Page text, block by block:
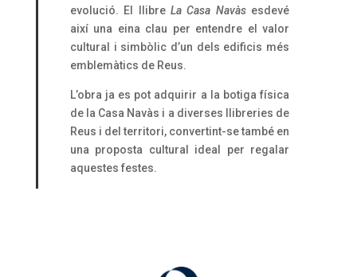
evolució. El llibre La Casa Navàsesdevé
així una eina clau per entendre el valor
cultural i simbòlic d’un dels edificis més
emblemàtics de Reus.
L’obra ja es pot adquirir a la botiga física
de la Casa Navàs i a diverses llibreries de
Reus i del territori, convertint-se també en
una proposta cultural ideal per regalar
aquestes festes.